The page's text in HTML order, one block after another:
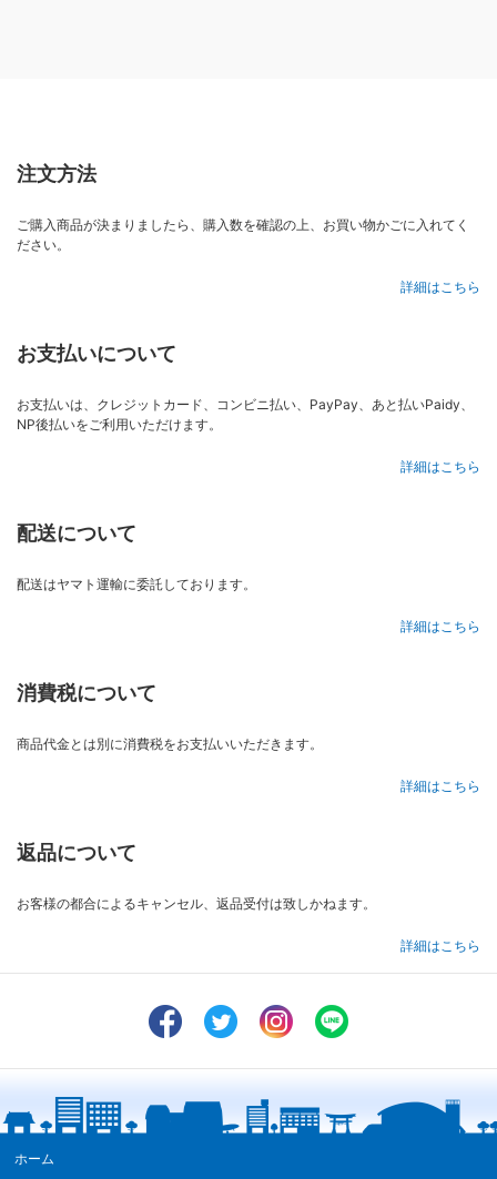
注文方法
ご購入商品が決まりましたら、購入数を確認の上、お買い物かごに入れてく
ださい。
詳細はこちら
お支払いについて
お支払いは、クレジットカード、コンビニ払い、PayPay、あと払いPaidy、
NP後払いをご利用いただけます。
詳細はこちら
配送について
配送はヤマト運輸に委託しております。
詳細はこちら
消費税について
商品代金とは別に消費税をお支払いいただきます。
詳細はこちら
返品について
お客様の都合によるキャンセル、返品受付は致しかねます。
詳細はこちら
ホーム